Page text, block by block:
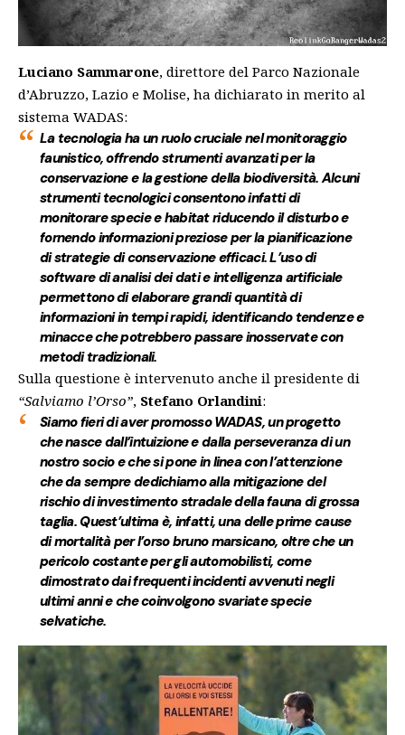
Luciano Sammarone, direttore del Parco Nazionale
d’Abruzzo, Lazio e Molise, ha dichiarato in merito al
sistema WADAS:
La tecnologia ha un ruolo cruciale nel monitoraggio
faunistico, offrendo strumenti avanzati per la
conservazione e la gestione della biodiversità. Alcuni
strumenti tecnologici consentono infatti di
monitorare specie e habitat riducendo il disturbo e
fornendo informazioni preziose per la pianificazione
di strategie di conservazione efficaci. L’uso di
software di analisi dei dati e intelligenza artificiale
permettono di elaborare grandi quantità di
informazioni in tempi rapidi, identificando tendenze e
minacce che potrebbero passare inosservate con
metodi tradizionali.
Sulla questione è intervenuto anche il presidente di
“Salviamo l’Orso”, Stefano Orlandini:
Siamo fieri di aver promosso WADAS, un progetto
che nasce dall’intuizione e dalla perseveranza di un
nostro socio e che si pone in linea con l’attenzione
che da sempre dedichiamo alla mitigazione del
rischio di investimento stradale della fauna di grossa
taglia. Quest’ultima è, infatti, una delle prime cause
di mortalità per l’orso bruno marsicano, oltre che un
pericolo costante per gli automobilisti, come
dimostrato dai frequenti incidenti avvenuti negli
ultimi anni e che coinvolgono svariate specie
selvatiche.